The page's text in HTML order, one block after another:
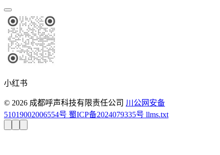
小红书
© 2026 成都呼声科技有限责任公司 川公网安备
51019002006554号 蜀ICP备2024079335号 llms.txt